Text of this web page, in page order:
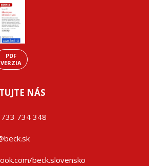
PDF
VERZIA
NÁS
734 348
beck.slovensko